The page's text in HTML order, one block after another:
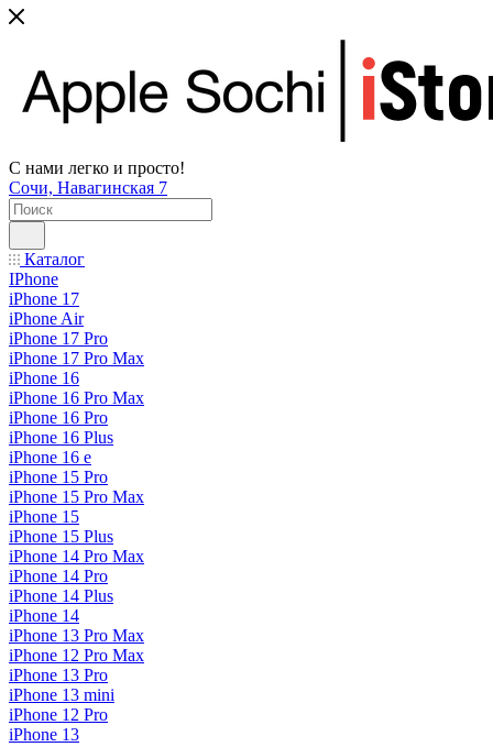
С нами легко и просто!
Сочи, Навагинская 7
Каталог
IPhone
iPhone 17
iPhone Air
iPhone 17 Pro
iPhone 17 Pro Max
iPhone 16
iPhone 16 Pro Max
iPhone 16 Pro
iPhone 16 Plus
iPhone 16 e
iPhone 15 Pro
iPhone 15 Pro Max
iPhone 15
iPhone 15 Plus
iPhone 14 Pro Max
iPhone 14 Pro
iPhone 14 Plus
iPhone 14
iPhone 13 Pro Max
iPhone 12 Pro Max
iPhone 13 Pro
iPhone 13 mini
iPhone 12 Pro
iPhone 13